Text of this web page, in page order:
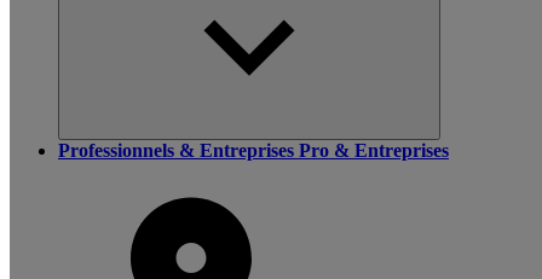
Professionnels & Entreprises Pro & Entreprises